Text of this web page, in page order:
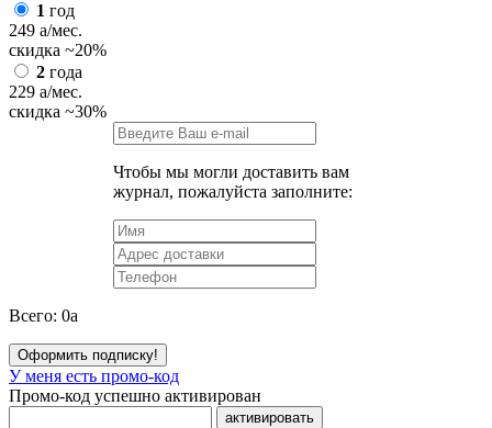
1 год
249 a/мес.
скидка ~20%
2 года
229 a/мес.
скидка ~30%
Чтобы мы могли доставить вам
журнал, пожалуйста заполните:
Всего: 0a
Оформить подписку!
У меня есть промо-код
Промо-код успешно активирован
активировать